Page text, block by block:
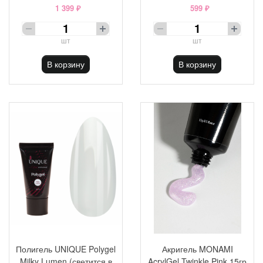
1 399 ₽
шт
В корзину
599 ₽
шт
В корзину
Полигель UNIQUE Polygel
Акригель MONAMI